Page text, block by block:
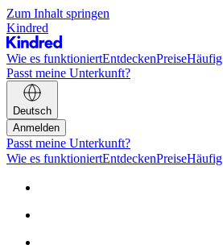
Zum Inhalt springen
Kindred
Wie es funktioniertEntdeckenPreiseHäufig
Passt meine Unterkunft?
Deutsch
Anmelden
Passt meine Unterkunft?
Wie es funktioniertEntdeckenPreiseHäufig